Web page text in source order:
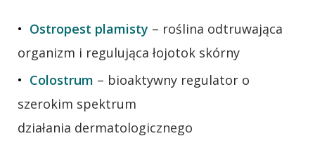
Ostropest plamisty – roślina odtruwająca
organizm i regulująca łojotok skórny
Colostrum – bioaktywny regulator o
szerokim spektrum
działania dermatologicznego